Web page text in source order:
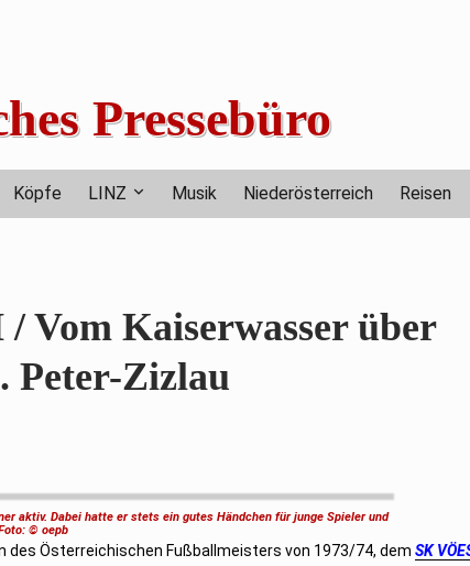
Pressebüro
Köpfe LINZ Musik Niederösterreich Reisen
Kaiserwasser über
Peter-Zizlau
aktiv. Dabei hatte er stets ein gutes Händchen für junge Spieler und
© oepb
des Österreichischen Fußballmeisters von 1973/74, demSK